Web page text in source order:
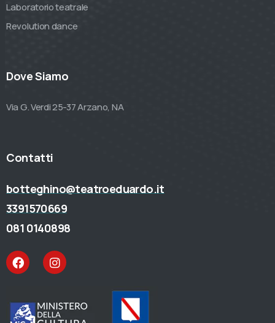
Laboratorio teatrale
Revolution dance
Dove Siamo
Via G. Verdi 25-37 Arzano, NA
Contatti
botteghino@teatroeduardo.it
3391570669
081 0140898